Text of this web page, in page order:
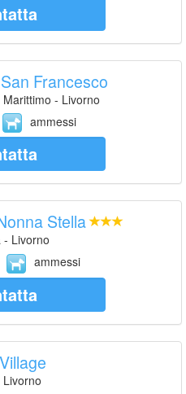
Francesco
- Livorno
ammessi
Stella
- Livorno
ammessi